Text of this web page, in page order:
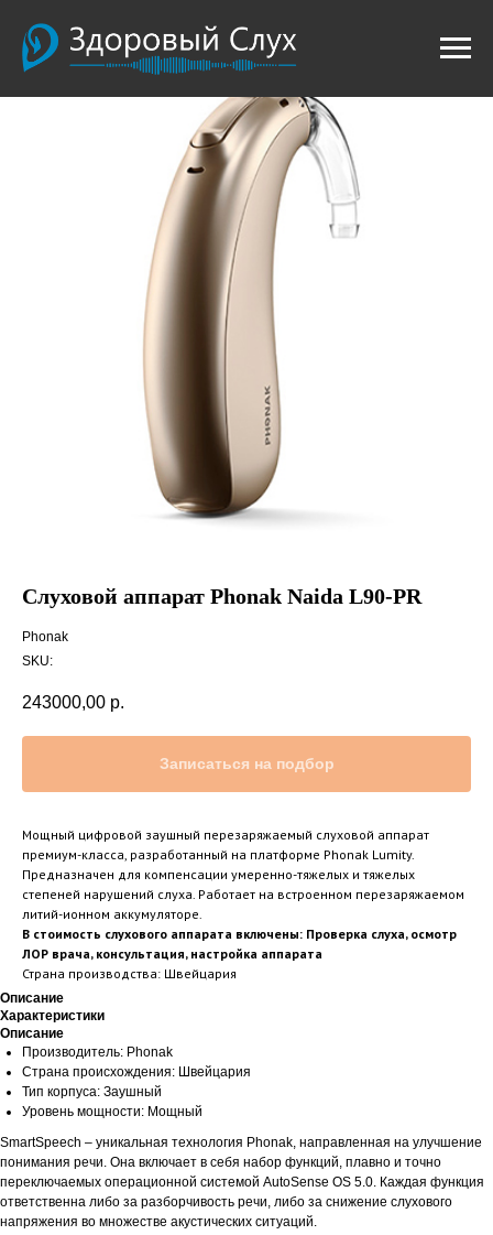
Слуховой аппарат Phonak Naida L90-PR
Phonak
SKU:
243000,00 р.
Записаться на подбор
Мощный цифровой заушный перезаряжаемый слуховой аппарат
премиум-класса, разработанный на платформе Phonak Lumity.
Предназначен для компенсации умеренно-тяжелых и тяжелых
степеней нарушений слуха. Работает на встроенном перезаряжаемом
литий-ионном аккумуляторе.
В стоимость слухового аппарата включены: Проверка слуха, осмотр
ЛОР врача, консультация, настройка аппарата
Страна производства: Швейцария
Описание
Характеристики
Описание
Производитель: Phonak
Страна происхождения: Швейцария
Тип корпуса: Заушный
Уровень мощности: Мощный
SmartSpeech – уникальная технология Phonak, направленная на улучшение
понимания речи. Она включает в себя набор функций, плавно и точно
переключаемых операционной системой AutoSense OS 5.0. Каждая функция
ответственна либо за разборчивость речи, либо за снижение слухового
напряжения во множестве акустических ситуаций.